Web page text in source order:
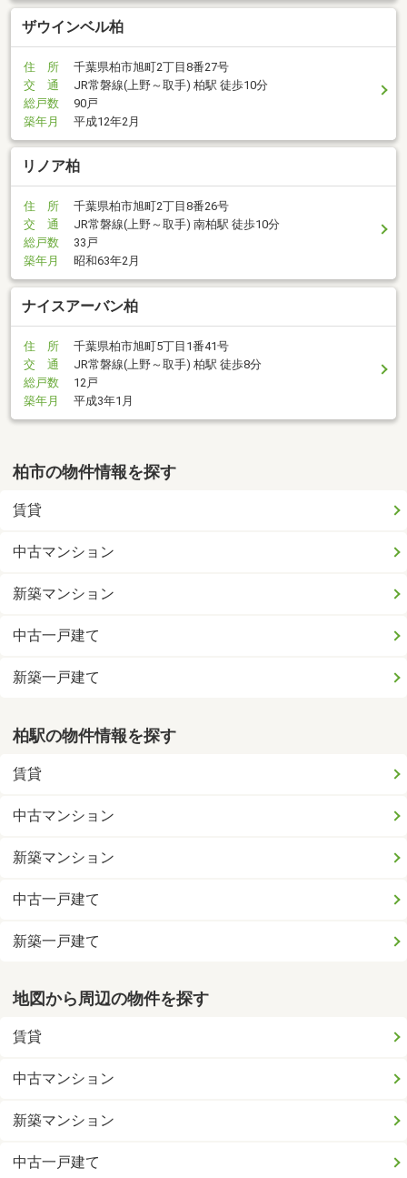
ザウインベル柏
住 所
千葉県柏市旭町2丁目8番27号
交 通
JR常磐線(上野～取手) 柏駅 徒歩10分
総戸数
90戸
築年月
平成12年2月
リノア柏
住 所
千葉県柏市旭町2丁目8番26号
交 通
JR常磐線(上野～取手) 南柏駅 徒歩10分
総戸数
33戸
築年月
昭和63年2月
ナイスアーバン柏
住 所
千葉県柏市旭町5丁目1番41号
交 通
JR常磐線(上野～取手) 柏駅 徒歩8分
総戸数
12戸
築年月
平成3年1月
柏市の物件情報を探す
賃貸
中古マンション
新築マンション
中古一戸建て
新築一戸建て
柏駅の物件情報を探す
賃貸
中古マンション
新築マンション
中古一戸建て
新築一戸建て
地図から周辺の物件を探す
賃貸
中古マンション
新築マンション
中古一戸建て